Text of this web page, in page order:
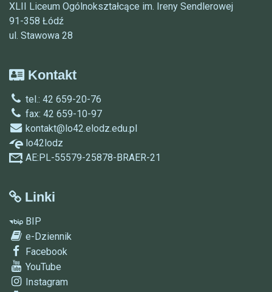
XLII Liceum Ogólnokształcące im. Ireny Sendlerowej
91-358 Łódź
ul. Stawowa 28
Kontakt
tel.: 42 659-20-76
fax: 42 659-10-97
kontakt@lo42.elodz.edu.pl
lo42lodz
AE:PL-55579-25878-BRAER-21
Linki
BIP
e-Dziennik
Facebook
YouTube
Instagram